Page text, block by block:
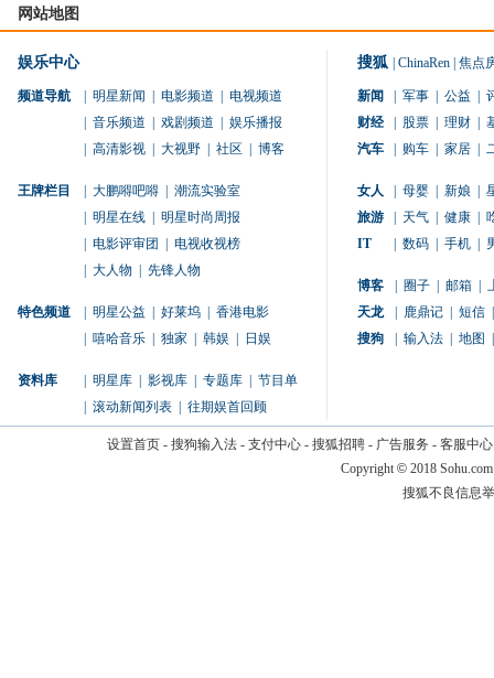
网站地图
娱乐中心
频道导航 明星新闻 电影频道
电视频道
音乐频道 戏剧频道
娱乐播报
高清影视 大视野 社区 博客
王牌栏目 大鹏嘚吧嘚
潮流实验室
明星在线
明星时尚周报
电影评审团
电视收视榜
大人物 先锋人物
特色频道 明星公益 好莱坞
香港电影
嘻哈音乐 独家 韩娱 日娱
资料库 明星库 影视库 专题库
节目单
滚动新闻列表 往期娱首回顾
搜狐 ChinaRen 焦点
新闻 军事 公益
财经
股票 理财
汽车
购车 家居
女人 母婴 新娘
旅游
天气 健康
IT
数码 手机
博客 圈子 邮箱
天龙
鹿鼎记 短信
搜狗
输入法 地图
设置首页- 搜狗输入法- 支付中心- 搜狐招聘- 广告服务 - 客服中心
Copyright © 2018
搜狐不良信息